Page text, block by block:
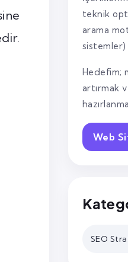
teknik
arama
sistemler)
Hedefim;
artırmak
Web
SEO